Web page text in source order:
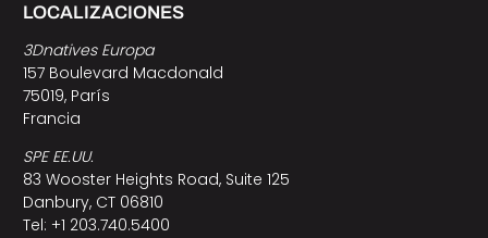
LOCALIZACIONES
3Dnatives Europa
157 Boulevard Macdonald
75019, París
Francia
SPE EE.UU.
83 Wooster Heights Road, Suite 125
Danbury, CT 06810
Tel: +1 203.740.5400